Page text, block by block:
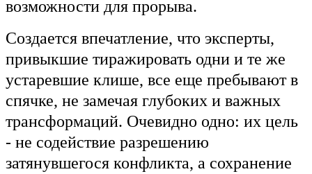
возможности для прорыва.
Создается впечатление, что эксперты,
привыкшие тиражировать одни и те же
устаревшие клише, все еще пребывают в
спячке, не замечая глубоких и важных
трансформаций. Очевидно одно: их цель
- не содействие разрешению
затянувшегося конфликта, а сохранение